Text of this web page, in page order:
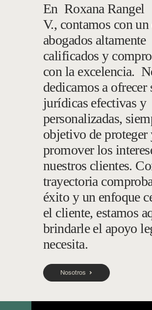
En Roxana Rangel
V., contamos con
abogados altamente
calificados y
con la excelencia.
dedicamos a ofrecer
jurídicas efectivas y
personalizadas,
objetivo de proteger
promover los
nuestros clientes.
trayectoria
éxito y un enfoque
el cliente, estamos
brindarle el apoyo
necesita.
Nosotros